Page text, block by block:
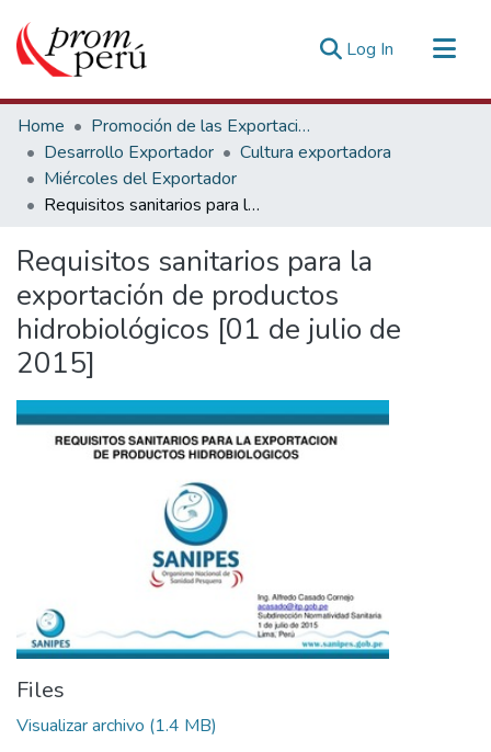
Log In (current)
Communities & Collections
All of DSpace
Statistics
Estadísticas Externas
Home
Promoción de las Exportaciones
Desarrollo Exportador
Cultura exportadora
Miércoles del Exportador
Requisitos sanitarios para la exportación de productos hidrobiológicos [01 de julio de 2015]
Requisitos sanitarios para la
exportación de productos
hidrobiológicos [01 de julio de
2015]
Files
Visualizar archivo (1.4 MB)